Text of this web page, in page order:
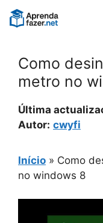
Pular
para
Como
metro no
Última
Autor: cwyfi
Início » Como
no windows 8